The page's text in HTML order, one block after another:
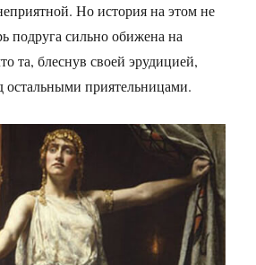
Но история на этом не
подруга сильно обижена на
та, блеснув своей эрудицией,
остальными приятельницами.